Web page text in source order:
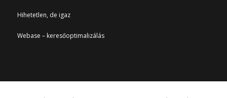
Hihetetlen, de igaz
Webase – keresőoptimalizálás